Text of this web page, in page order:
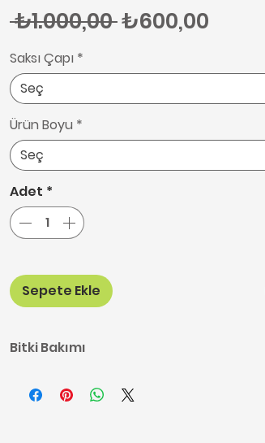
₺1.000,00 Normal Fiyat
₺600,00
Saksı Çapı *
Seç
Ürün Boyu *
Seç
Adet *
Sepete Ekle
Bitki Bakımı
buradan ulaşabilirsiniz,